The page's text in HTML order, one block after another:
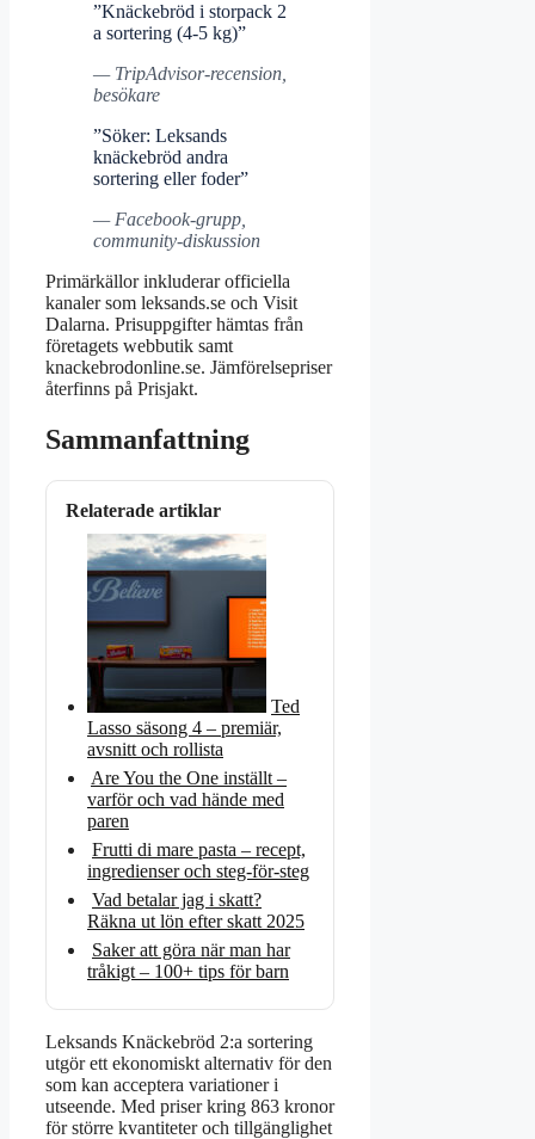
”Knäckebröd i storpack 2
a sortering (4-5 kg)”
— TripAdvisor-recension,
besökare
”Söker: Leksands
knäckebröd andra
sortering eller foder”
— Facebook-grupp,
community-diskussion
Primärkällor inkluderar officiella
kanaler som leksands.se och Visit
Dalarna. Prisuppgifter hämtas från
företagets webbutik samt
knackebrodonline.se. Jämförelsepriser
återfinns på Prisjakt.
Sammanfattning
Relaterade artiklar
Ted
Lasso säsong 4 – premiär,
avsnitt och rollista
Are You the One inställt –
varför och vad hände med
paren
Frutti di mare pasta – recept,
ingredienser och steg-för-steg
Vad betalar jag i skatt?
Räkna ut lön efter skatt 2025
Saker att göra när man har
tråkigt – 100+ tips för barn
Leksands Knäckebröd 2:a sortering
utgör ett ekonomiskt alternativ för den
som kan acceptera variationer i
utseende. Med priser kring 863 kronor
för större kvantiteter och tillgänglighet